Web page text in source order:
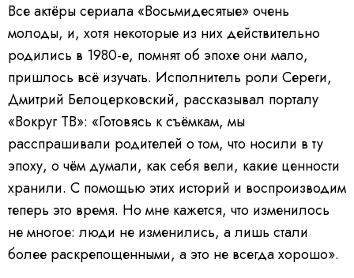
Все актёры сериала «Восьмидесятые» очень
молоды, и, хотя некоторые из них действительно
родились в 1980-е, помнят об эпохе они мало,
пришлось всё изучать. Исполнитель роли Сереги,
Дмитрий Белоцерковский, рассказывал порталу
«Вокруг ТВ»: «Готовясь к съёмкам, мы
расспрашивали родителей о том, что носили в ту
эпоху, о чём думали, как себя вели, какие ценности
хранили. С помощью этих историй и воспроизводим
теперь это время. Но мне кажется, что изменилось
не многое: люди не изменились, а лишь стали
более раскрепощенными, а это не всегда хорошо».